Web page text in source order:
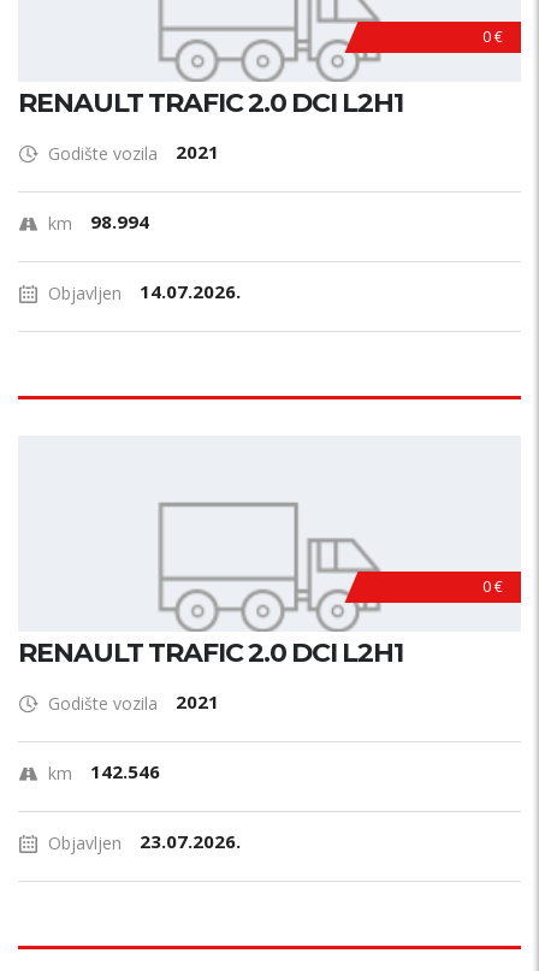
0 €
RENAULT TRAFIC 2.0 DCI L2H1
Godište vozila 2021
km 98.994
Objavljen 14.07.2026.
0 €
RENAULT TRAFIC 2.0 DCI L2H1
Godište vozila 2021
km 142.546
Objavljen 23.07.2026.